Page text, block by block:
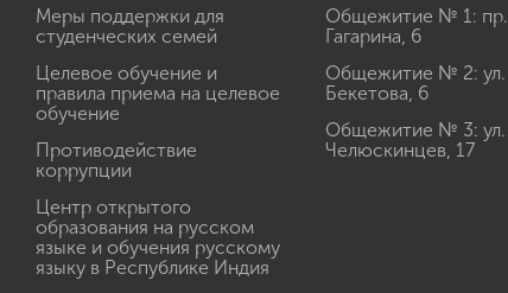
Меры поддержки для
студенческих семей
Целевое обучение и
правила приема на целевое
обучение
Противодействие
коррупции
Центр открытого
образования на русском
языке и обучения русскому
языку в Республике Индия
Общежитие № 1: пр.
Гагарина, 6
Общежитие № 2: ул.
Бекетова, 6
Общежитие № 3: ул.
Челюскинцев, 17